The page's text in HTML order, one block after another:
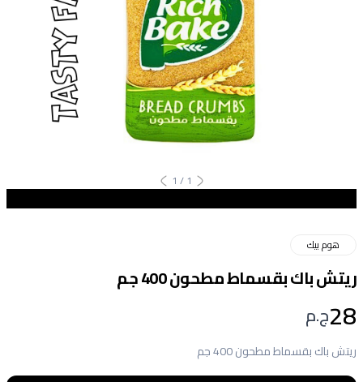
1
/
1
هوم بيك
ريتش باك بقسماط مطحون 400 جم
28ج.م
ريتش باك بقسماط مطحون 400 جم